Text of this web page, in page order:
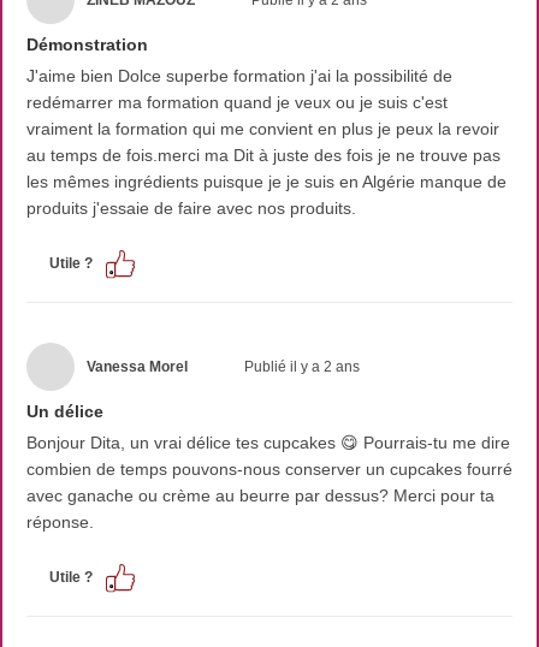
Démonstration
J'aime bien Dolce superbe formation j'ai la possibilité de
redémarrer ma formation quand je veux ou je suis c'est
vraiment la formation qui me convient en plus je peux la revoir
au temps de fois.merci ma Dit à juste des fois je ne trouve pas
les mêmes ingrédients puisque je je suis en Algérie manque de
produits j'essaie de faire avec nos produits.
Utile ?
Vanessa Morel Publié il y a 2 ans
Un délice
Bonjour Dita, un vrai délice tes cupcakes 😋 Pourrais-tu me dire
combien de temps pouvons-nous conserver un cupcakes fourré
avec ganache ou crème au beurre par dessus? Merci pour ta
réponse.
Utile ?